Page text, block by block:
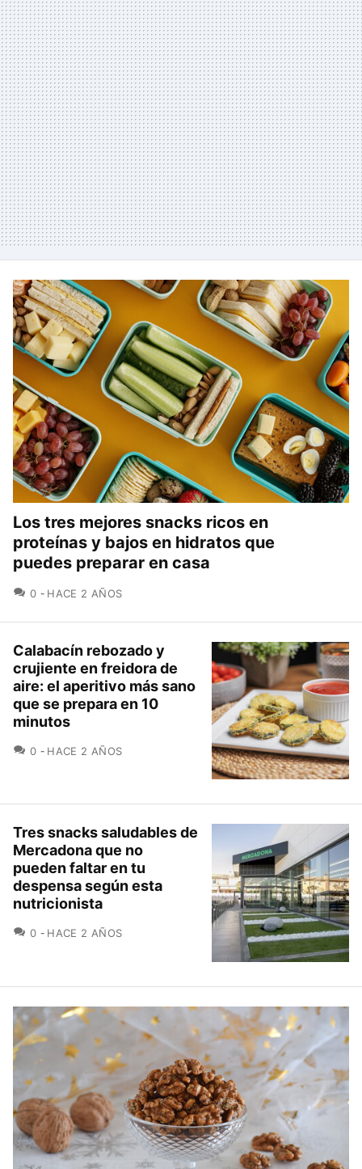
Los tres mejores snacks ricos en
proteínas y bajos en hidratos que
puedes preparar en casa
0 COMENTARIOS
HACE 2 AÑOS
Calabacín rebozado y
crujiente en freidora de
aire: el aperitivo más sano
que se prepara en 10
minutos
0 COMENTARIOS
HACE 2 AÑOS
Tres snacks saludables de
Mercadona que no
pueden faltar en tu
despensa según esta
nutricionista
0 COMENTARIOS
HACE 2 AÑOS